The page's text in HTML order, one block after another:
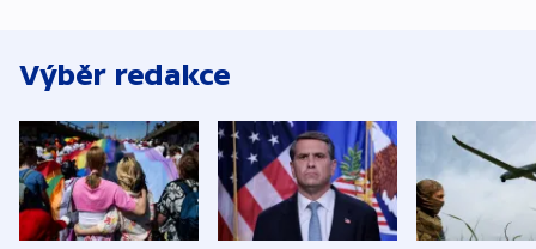
Výběr redakce